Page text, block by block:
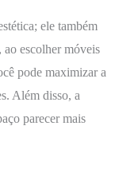
ele também
escolher móveis
pode maximizar a
Além disso, a
parecer mais